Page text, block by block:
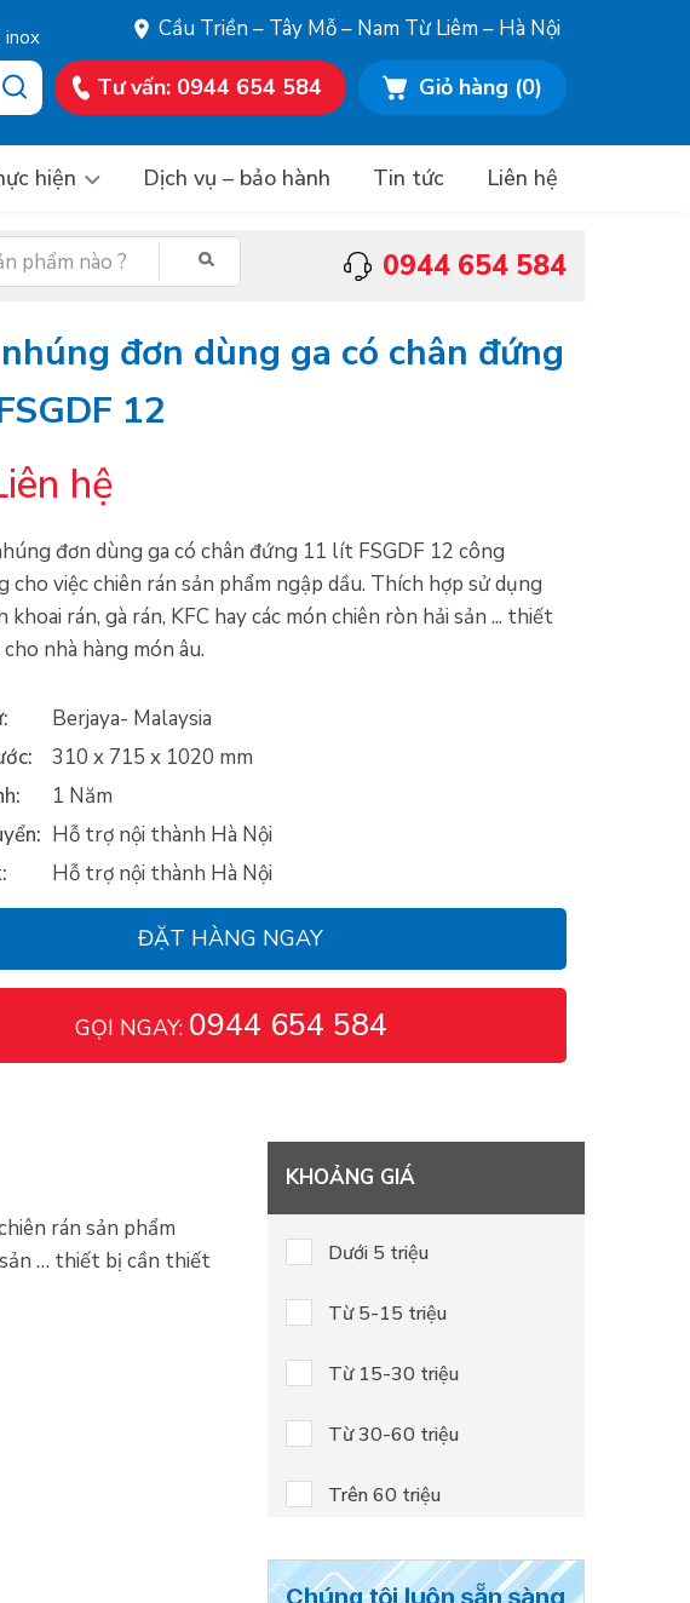
Tư vấn: 0944 654 584 Giỏ hàng (0)
inox Cầu Triền – Tây Mỗ – Nam Từ Liêm – Hà Nội
hiện Dịch vụ – bảo hành Tin tức Liên hệ
0944 654 584
đơn dùng ga có chân đứng
12
hệ
đơn dùng ga có chân đứng 11 lít FSGDF 12 công
cho việc chiên rán sản phẩm ngập dầu. Thích hợp sử dụng
khoai rán, gà rán, KFC hay các món chiên ròn hải sản ... thiết
nhà hàng món âu.
Berjaya- Malaysia
310 x 715 x 1020 mm
1 Năm
Hỗ trợ nội thành Hà Nội
Hỗ trợ nội thành Hà Nội
ĐẶT HÀNG NGAY
GỌI NGAY: 0944 654 584
rán sản phẩm
sản … thiết bị cần thiết
KHOẢNG GIÁ
Dưới 5 triệu
Từ 5-15 triệu
Từ 15-30 triệu
Từ 30-60 triệu
Trên 60 triệu